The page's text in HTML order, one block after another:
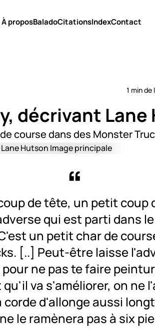
À proposBaladoCitationsIndexContact
1 min
décrivant Lane
course dans des Monster
de tête, un petit coup
qui est parti dans
un petit char de
[..] Peut-être laisse
ne pas te faire
va s'améliorer, on ne
corde d'allonge aussi
le ramènera pas à six